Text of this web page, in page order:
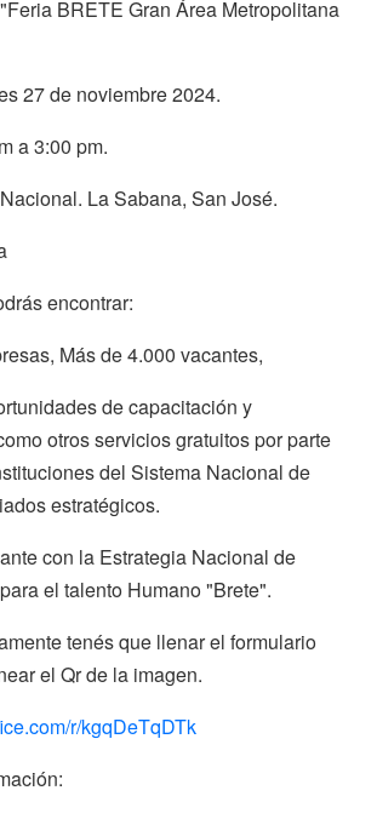
BRETE Gran Área Metropolitana
27 de noviembre 2024.
a 3:00 pm.
La Sabana, San José.
encontrar:
Más de 4.000 vacantes,
de capacitación y
otros servicios gratuitos por parte
del Sistema Nacional de
estratégicos.
con la Estrategia Nacional de
el talento Humano "Brete".
tenés que llenar el formulario
el Qr de la imagen.
r/kgqDeTqDTk